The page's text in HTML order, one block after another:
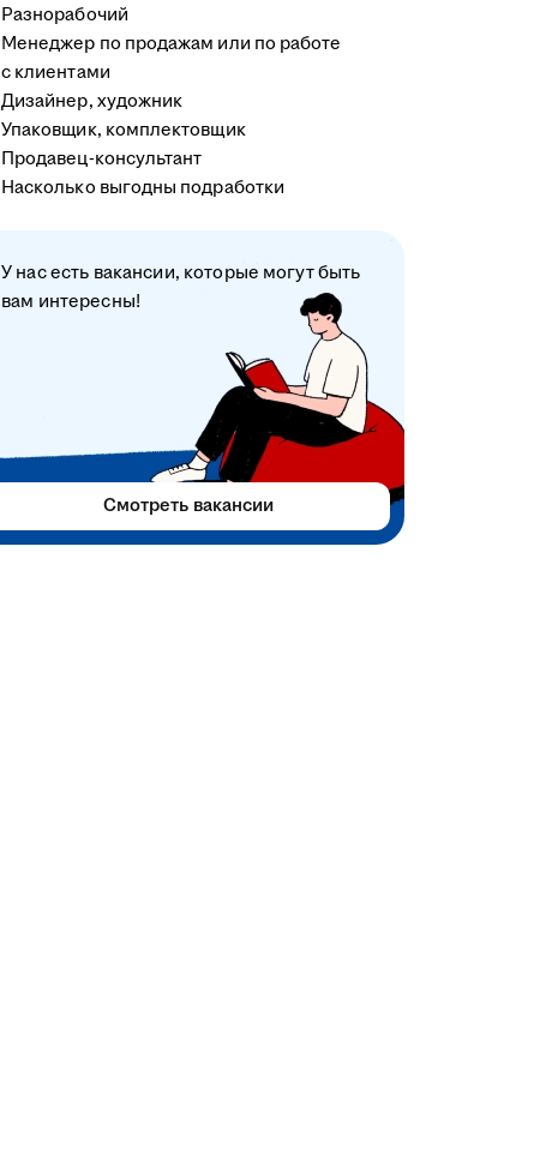
Разнорабочий
Менеджер по продажам или по работе
с клиентами
Дизайнер, художник
Упаковщик, комплектовщик
Продавец-консультант
Насколько выгодны подработки
У нас есть вакансии, которые могут быть
вам интересны!
Смотреть вакансии